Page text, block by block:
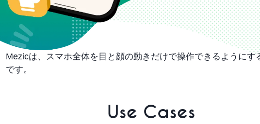
Mezicは、スマホ全体を目と顔の動きだけで操作できるようにす
です。
Use Cases